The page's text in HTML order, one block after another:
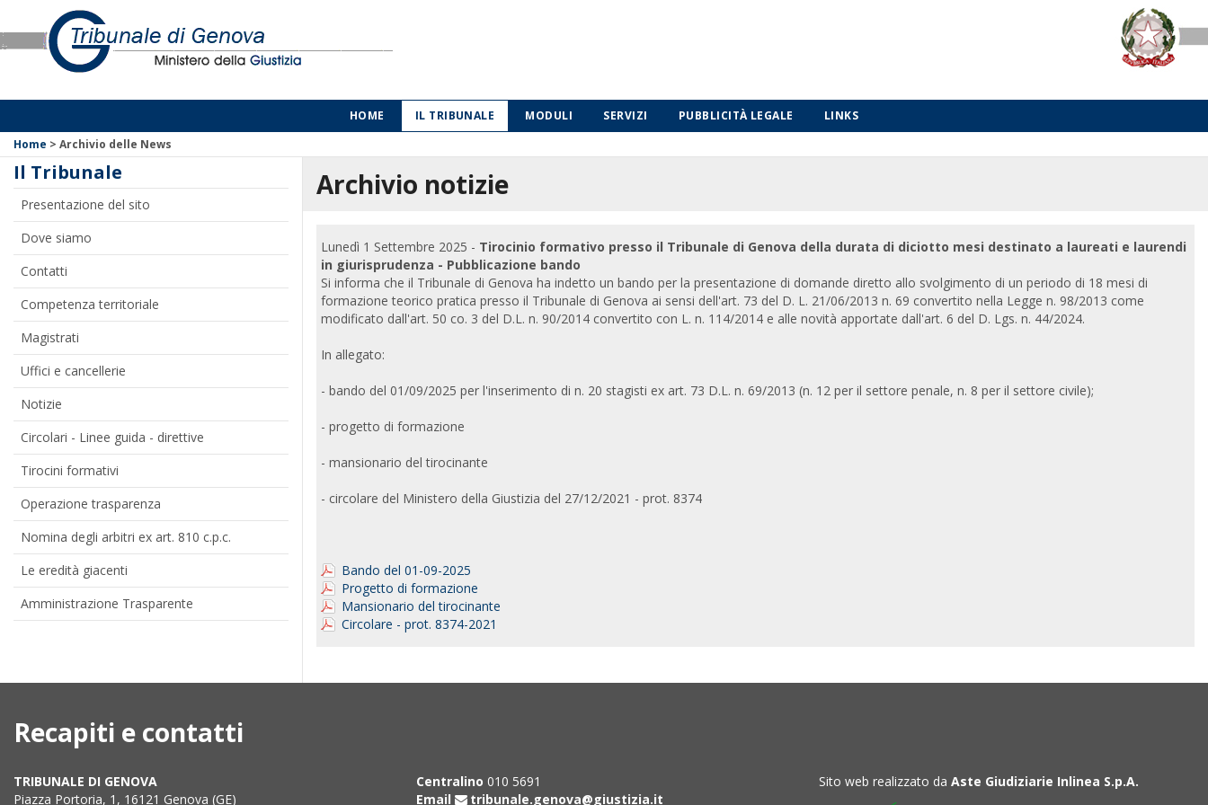
HOME IL TRIBUNALE MODULI SERVIZI PUBBLICITÀ LEGALE
LINKS
Home > Archivio delle News
Il Tribunale
Presentazione del sito
Dove siamo
Contatti
Competenza territoriale
Magistrati
Uffici e cancellerie
Notizie
Circolari - Linee guida - direttive
Tirocini formativi
Operazione trasparenza
Nomina degli arbitri ex art. 810 c.p.c.
Le eredità giacenti
Amministrazione Trasparente
Archivio notizie
Lunedì 1 Settembre 2025 - Tirocinio formativo presso il Tribunale di Genova della durata di diciotto mesi destinato a laureati e laurendi
in giurisprudenza - Pubblicazione bando
Si informa che il Tribunale di Genova ha indetto un bando per la presentazione di domande diretto allo svolgimento di un periodo di 18 mesi di
formazione teorico pratica presso il Tribunale di Genova ai sensi dell'art. 73 del D. L. 21/06/2013 n. 69 convertito nella Legge n. 98/2013 come
modificato dall'art. 50 co. 3 del D.L. n. 90/2014 convertito con L. n. 114/2014 e alle novità apportate dall'art. 6 del D. Lgs. n. 44/2024.
In allegato:
- bando del 01/09/2025 per l'inserimento di n. 20 stagisti ex art. 73 D.L. n. 69/2013 (n. 12 per il settore penale, n. 8 per il settore civile);
- progetto di formazione
- mansionario del tirocinante
- circolare del Ministero della Giustizia del 27/12/2021 - prot. 8374
Bando del 01-09-2025
Progetto di formazione
Mansionario del tirocinante
Circolare - prot. 8374-2021
Recapiti e contatti
TRIBUNALE DI GENOVA
Piazza Portoria, 1, 16121 Genova (GE)
Centralino 010 5691
Email
tribunale.genova@giustizia.it
Sito web realizzato da Aste Giudiziarie Inlinea S.p.A.